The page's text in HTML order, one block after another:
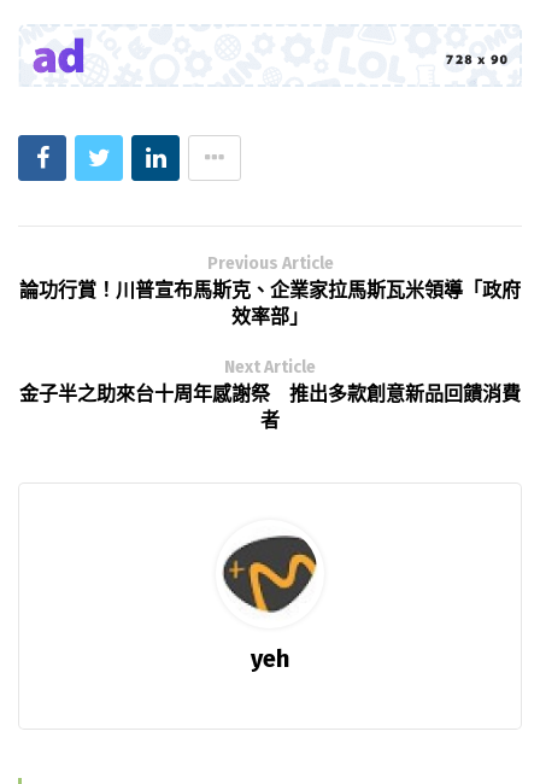
Previous Article
論功行賞！川普宣布馬斯克、企業家拉馬斯瓦米領導「政府
效率部」
Next Article
金子半之助來台十周年感謝祭 推出多款創意新品回饋消費
者
yeh